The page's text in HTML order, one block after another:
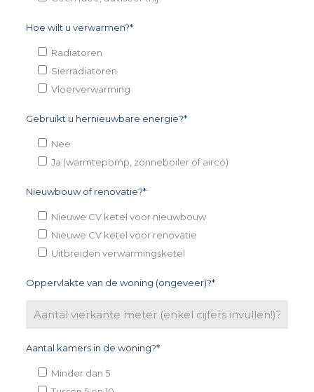
Hoe wilt u verwarmen?*
Radiatoren
Sierradiatoren
Vloerverwarming
Gebruikt u hernieuwbare energie?*
Nee
Ja (warmtepomp, zonneboiler of airco)
Nieuwbouw of renovatie?*
Nieuwe CV ketel voor nieuwbouw
Nieuwe CV ketel voor renovatie
Uitbreiden verwarmingsketel
Oppervlakte van de woning (ongeveer)?*
Aantal kamers in de woning?*
Minder dan 5